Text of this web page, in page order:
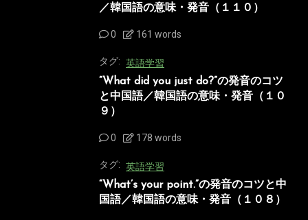
／韓国語の意味・発音（１１０）
0 161 words
タグ: 英語学習
“What did you just do?”の発音のコツ
と中国語／韓国語の意味・発音（１０
９）
0 178 words
タグ: 英語学習
“What’s your point.”の発音のコツと中
国語／韓国語の意味・発音（１０８）